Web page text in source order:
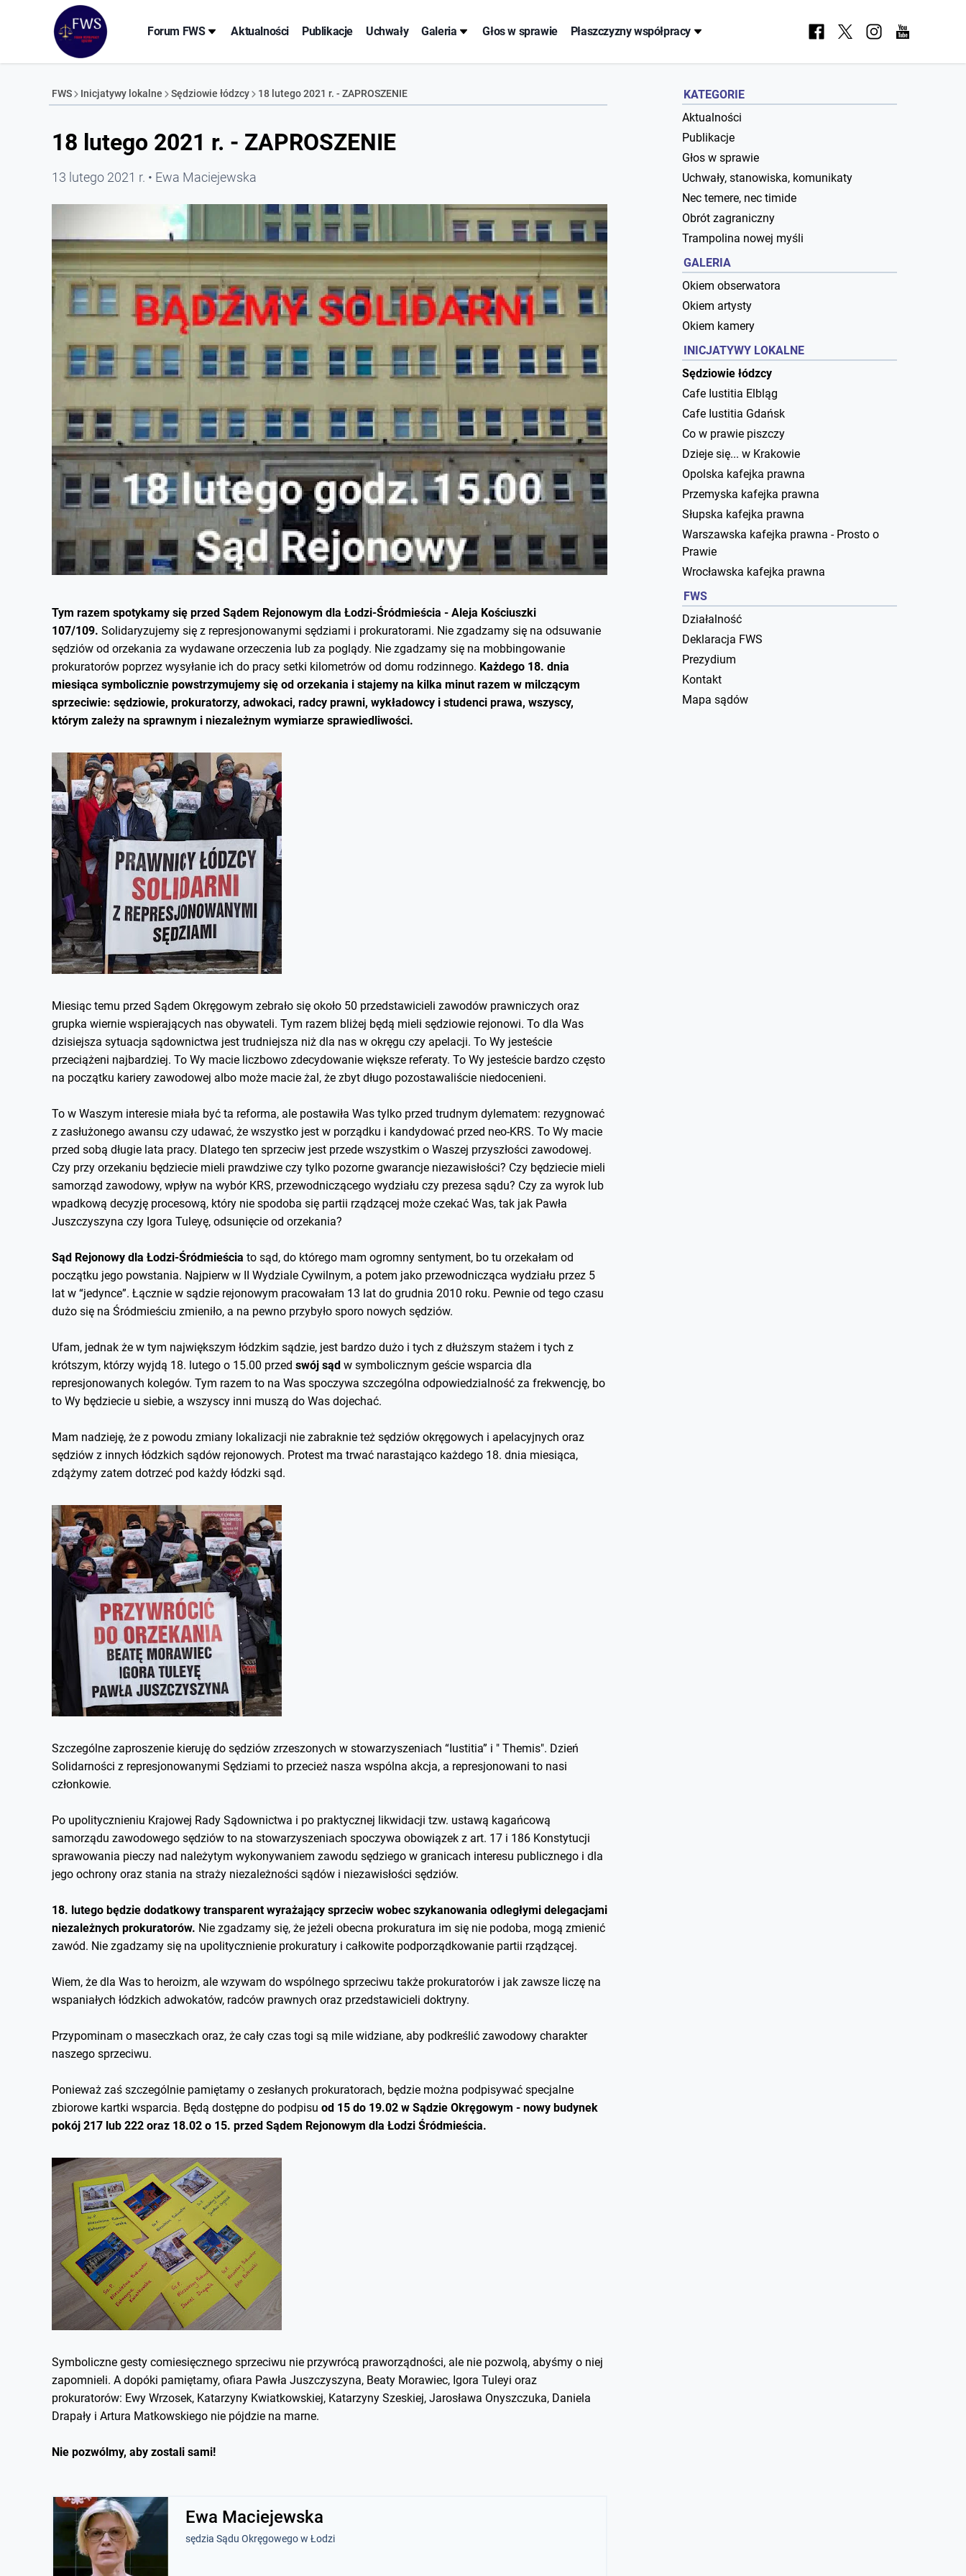
Forum FWS Aktualności Publikacje Uchwały Galeria Głos w sprawie Płaszczyzny współpracy
FWS Inicjatywy lokalne Sędziowie łódzcy 18 lutego 2021 r. - ZAPROSZENIE
18 lutego 2021 r. - ZAPROSZENIE
13 lutego 2021 r. Ewa Maciejewska
Tym razem spotykamy się przed Sądem Rejonowym dla Łodzi-Śródmieścia - Aleja Kościuszki
107/109. Solidaryzujemy się z represjonowanymi sędziami i prokuratorami. Nie zgadzamy się na odsuwanie
sędziów od orzekania za wydawane orzeczenia lub za poglądy. Nie zgadzamy się na mobbingowanie
prokuratorów poprzez wysyłanie ich do pracy setki kilometrów od domu rodzinnego. Każdego 18. dnia
miesiąca symbolicznie powstrzymujemy się od orzekania i stajemy na kilka minut razem w milczącym
sprzeciwie: sędziowie, prokuratorzy, adwokaci, radcy prawni, wykładowcy i studenci prawa, wszyscy,
którym zależy na sprawnym i niezależnym wymiarze sprawiedliwości.
Miesiąc temu przed Sądem Okręgowym zebrało się około 50 przedstawicieli zawodów prawniczych oraz
grupka wiernie wspierających nas obywateli. Tym razem bliżej będą mieli sędziowie rejonowi. To dla Was
dzisiejsza sytuacja sądownictwa jest trudniejsza niż dla nas w okręgu czy apelacji. To Wy jesteście
przeciążeni najbardziej. To Wy macie liczbowo zdecydowanie większe referaty. To Wy jesteście bardzo często
na początku kariery zawodowej albo może macie żal, że zbyt długo pozostawaliście niedocenieni.
To w Waszym interesie miała być ta reforma, ale postawiła Was tylko przed trudnym dylematem: rezygnować
z zasłużonego awansu czy udawać, że wszystko jest w porządku i kandydować przed neo-KRS. To Wy macie
przed sobą długie lata pracy. Dlatego ten sprzeciw jest przede wszystkim o Waszej przyszłości zawodowej.
Czy przy orzekaniu będziecie mieli prawdziwe czy tylko pozorne gwarancje niezawisłości? Czy będziecie mieli
samorząd zawodowy, wpływ na wybór KRS, przewodniczącego wydziału czy prezesa sądu? Czy za wyrok lub
wpadkową decyzję procesową, który nie spodoba się partii rządzącej może czekać Was, tak jak Pawła
Juszczyszyna czy Igora Tuleyę, odsunięcie od orzekania?
Sąd Rejonowy dla Łodzi-Śródmieścia to sąd, do którego mam ogromny sentyment, bo tu orzekałam od
początku jego powstania. Najpierw w II Wydziale Cywilnym, a potem jako przewodnicząca wydziału przez 5
lat w “jedynce”. Łącznie w sądzie rejonowym pracowałam 13 lat do grudnia 2010 roku. Pewnie od tego czasu
dużo się na Śródmieściu zmieniło, a na pewno przybyło sporo nowych sędziów.
Ufam, jednak że w tym największym łódzkim sądzie, jest bardzo dużo i tych z dłuższym stażem i tych z
krótszym, którzy wyjdą 18. lutego o 15.00 przed swój sąd w symbolicznym geście wsparcia dla
represjonowanych kolegów. Tym razem to na Was spoczywa szczególna odpowiedzialność za frekwencję, bo
to Wy będziecie u siebie, a wszyscy inni muszą do Was dojechać.
Mam nadzieję, że z powodu zmiany lokalizacji nie zabraknie też sędziów okręgowych i apelacyjnych oraz
sędziów z innych łódzkich sądów rejonowych. Protest ma trwać narastająco każdego 18. dnia miesiąca,
zdążymy zatem dotrzeć pod każdy łódzki sąd.
Szczególne zaproszenie kieruję do sędziów zrzeszonych w stowarzyszeniach “Iustitia” i " Themis". Dzień
Solidarności z represjonowanymi Sędziami to przecież nasza wspólna akcja, a represjonowani to nasi
członkowie.
Po upolitycznieniu Krajowej Rady Sądownictwa i po praktycznej likwidacji tzw. ustawą kagańcową
samorządu zawodowego sędziów to na stowarzyszeniach spoczywa obowiązek z art. 17 i 186 Konstytucji
sprawowania pieczy nad należytym wykonywaniem zawodu sędziego w granicach interesu publicznego i dla
jego ochrony oraz stania na straży niezależności sądów i niezawisłości sędziów.
18. lutego będzie dodatkowy transparent wyrażający sprzeciw wobec szykanowania odległymi delegacjami
niezależnych prokuratorów. Nie zgadzamy się, że jeżeli obecna prokuratura im się nie podoba, mogą zmienić
zawód. Nie zgadzamy się na upolitycznienie prokuratury i całkowite podporządkowanie partii rządzącej.
Wiem, że dla Was to heroizm, ale wzywam do wspólnego sprzeciwu także prokuratorów i jak zawsze liczę na
wspaniałych łódzkich adwokatów, radców prawnych oraz przedstawicieli doktryny.
Przypominam o maseczkach oraz, że cały czas togi są mile widziane, aby podkreślić zawodowy charakter
naszego sprzeciwu.
Ponieważ zaś szczególnie pamiętamy o zesłanych prokuratorach, będzie można podpisywać specjalne
zbiorowe kartki wsparcia. Będą dostępne do podpisu od 15 do 19.02 w Sądzie Okręgowym - nowy budynek
pokój 217 lub 222 oraz 18.02 o 15. przed Sądem Rejonowym dla Łodzi Śródmieścia.
Symboliczne gesty comiesięcznego sprzeciwu nie przywrócą praworządności, ale nie pozwolą, abyśmy o niej
zapomnieli. A dopóki pamiętamy, ofiara Pawła Juszczyszyna, Beaty Morawiec, Igora Tuleyi oraz
prokuratorów: Ewy Wrzosek, Katarzyny Kwiatkowskiej, Katarzyny Szeskiej, Jarosława Onyszczuka, Daniela
Drapały i Artura Matkowskiego nie pójdzie na marne.
Nie pozwólmy, aby zostali sami!
Ewa Maciejewska
sędzia Sądu Okręgowego w Łodzi
KATEGORIE
Aktualności
Publikacje
Głos w sprawie
Uchwały, stanowiska, komunikaty
Nec temere, nec timide
Obrót zagraniczny
Trampolina nowej myśli
GALERIA
Okiem obserwatora
Okiem artysty
Okiem kamery
INICJATYWY LOKALNE
Sędziowie łódzcy
Cafe Iustitia Elbląg
Cafe Iustitia Gdańsk
Co w prawie piszczy
Dzieje się... w Krakowie
Opolska kafejka prawna
Przemyska kafejka prawna
Słupska kafejka prawna
Warszawska kafejka prawna - Prosto o
Prawie
Wrocławska kafejka prawna
FWS
Działalność
Deklaracja FWS
Prezydium
Kontakt
Mapa sądów